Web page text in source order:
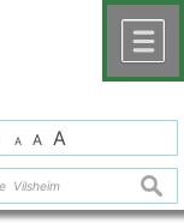
A A A